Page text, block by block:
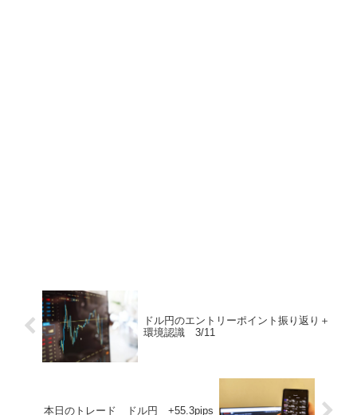
ドル円のエントリーポイント振り返り＋
環境認識 3/11
本日のトレード ドル円 +55.3pips